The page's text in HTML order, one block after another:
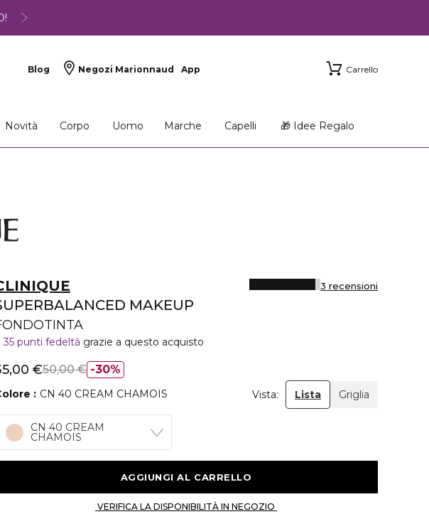
Blog Negozi Marionnaud App Carrello
Novità Corpo Uomo Marche Capelli 🎁 Idee Regalo
MAKEUP
3 recensioni
35 punti fedeltà grazie a questo acquisto
30%
€50,00 €
CN 40 CREAM CHAMOIS Vista: Lista Griglia
CN 40 CREAM
CHAMOIS